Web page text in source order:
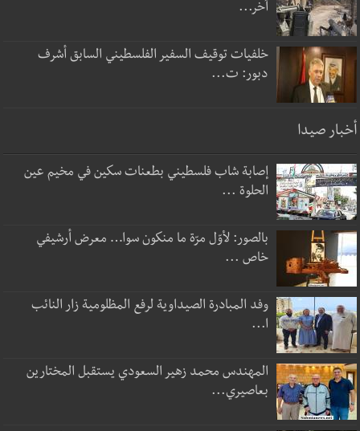
آخر...
خلفيات توقيف السفير الفلسطيني السابق أشرف
دبور: ت...
أخبار صيدا
إصابة شاب فلسطيني بطعنات سكين في مخيم عين
الحلوة ...
بالصور: لأوّل مرّة ما منكون سوا… معرض أرشيفي
خاص ...
وفد المبادرة الصيداوية لرفع المظلومية زار النائب
ا...
المهندس محمد زهير السعودي يستقبل المختارين
بعاصيري...